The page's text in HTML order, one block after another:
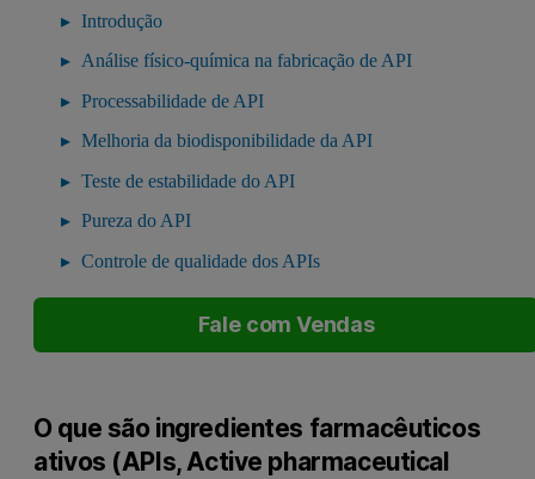
Introdução
Análise físico-química na fabricação de API
Processabilidade de API
Melhoria da biodisponibilidade da API
Teste de estabilidade do API
Pureza do API
Controle de qualidade dos APIs
Fale com Vendas
O que são ingredientes farmacêuticos
ativos (APIs, Active pharmaceutical